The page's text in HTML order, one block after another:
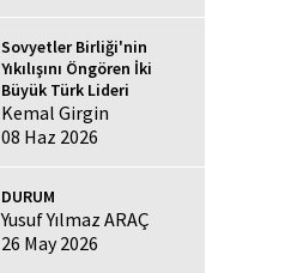
Sovyetler Birliği'nin
Yıkılışını Öngören İki
Büyük Türk Lideri
Kemal Girgin
08 Haz 2026
DURUM
Yusuf Yılmaz ARAÇ
26 May 2026